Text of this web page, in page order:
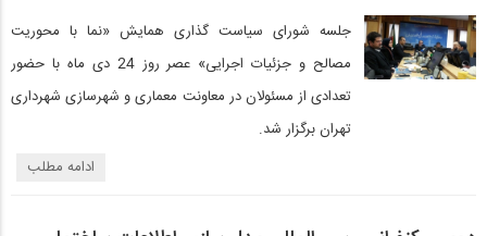
جلسه شورای سیاست گذاری همایش «نما با محوریت
مصالح و جزئیات اجرایی» عصر روز 24 دی ماه با حضور
تعدادی از مسئولان در معاونت معماری و شهرسازی شهرداری
تهران برگزار شد.
ادامه مطلب